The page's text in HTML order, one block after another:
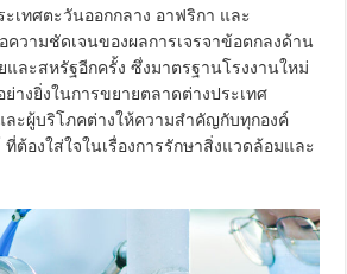
เทศตะวันออกกลาง อาฟริกา และ
ความชัดเจนของผลการเจรจาข้อตกลงด้าน
และสหรัฐอีกครั้ง ซึ่งมาตรฐานโรงงานใหม่
างยิ่งในการขยายตลาดต่างประเทศ
ละผู้บริโภคต่างให้ความสำคัญกับทุกองค์
องใส่ใจในเรื่องการรักษาสิ่งแวดล้อมและ